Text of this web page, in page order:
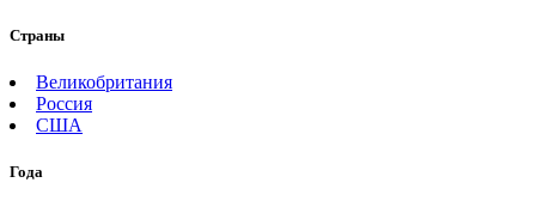
Страны
Великобритания
Россия
США
Года